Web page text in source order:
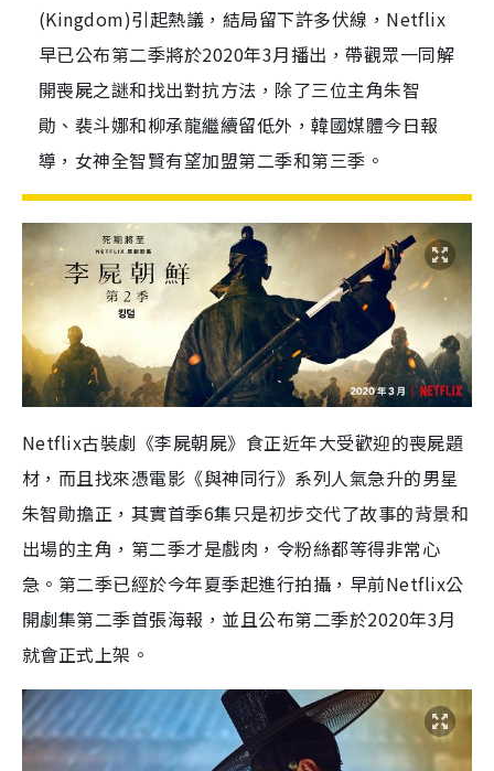
(Kingdom)引起熱議，結局留下許多伏線，Netflix
早已公布第二季將於2020年3月播出，帶觀眾一同解
開喪屍之謎和找出對抗方法，除了三位主角朱智
勛、裴斗娜和柳承龍繼續留低外，韓國媒體今日報
導，女神全智賢有望加盟第二季和第三季。
Netflix古裝劇《李屍朝屍》食正近年大受歡迎的喪屍題
材，而且找來憑電影《與神同行》系列人氣急升的男星
朱智勛擔正，其實首季6集只是初步交代了故事的背景和
出場的主角，第二季才是戲肉，令粉絲都等得非常心
急。第二季已經於今年夏季起進行拍攝 ， 早前Netflix公
開劇集第二季首張海報，並且公布第二季於2020年3月
就會正式上架。